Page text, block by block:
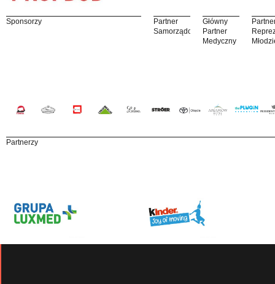
Sponsorzy
Partner
Samorządowy
Główny
Partner
Medyczny
Partnerzy